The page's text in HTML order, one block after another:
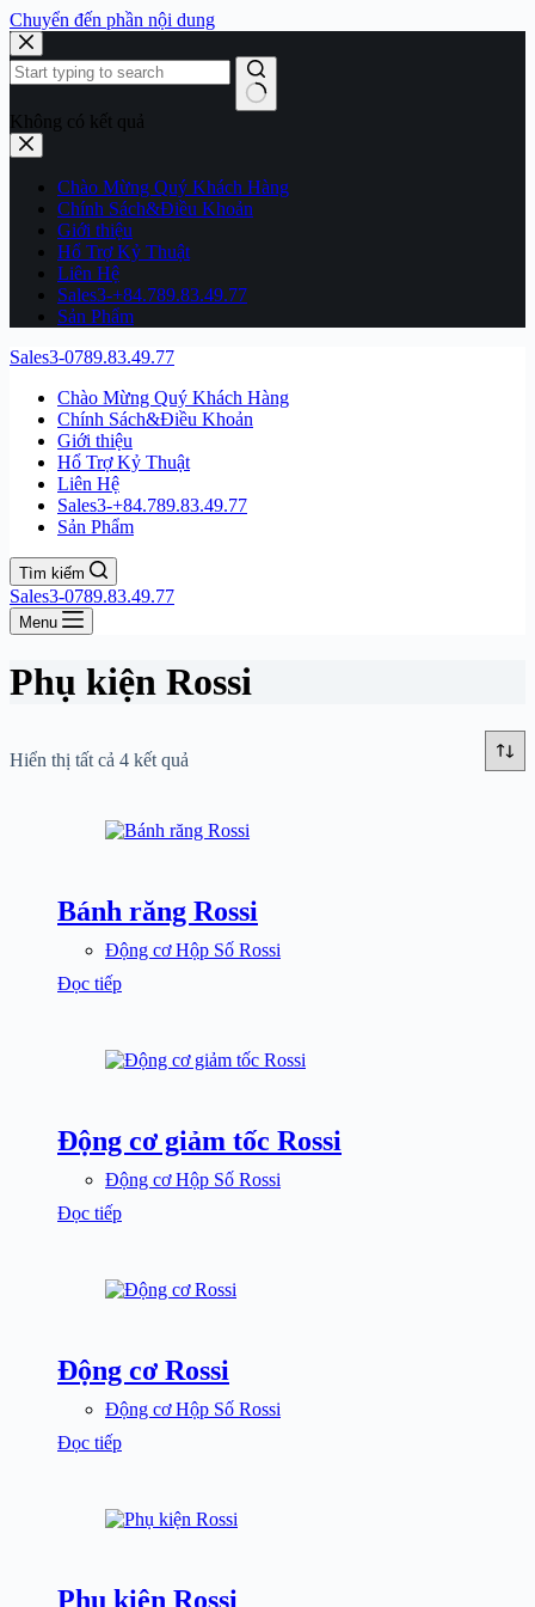
Chuyển đến phần nội dung
Không có kết quả
Chào Mừng Quý Khách Hàng
Chính Sách&Điều Khoản
Giới thiệu
Hổ Trợ Kỷ Thuật
Liên Hệ
Sales3-+84.789.83.49.77
Sản Phẩm
Sales3-0789.83.49.77
Chào Mừng Quý Khách Hàng
Chính Sách&Điều Khoản
Giới thiệu
Hổ Trợ Kỷ Thuật
Liên Hệ
Sales3-+84.789.83.49.77
Sản Phẩm
Tìm kiếm
Sales3-0789.83.49.77
Menu
Phụ kiện Rossi
Hiển thị tất cả 4 kết quả
Bánh răng Rossi
Động cơ Hộp Số Rossi
Đọc tiếp
Động cơ giảm tốc Rossi
Động cơ Hộp Số Rossi
Đọc tiếp
Động cơ Rossi
Động cơ Hộp Số Rossi
Đọc tiếp
Phụ kiện Rossi